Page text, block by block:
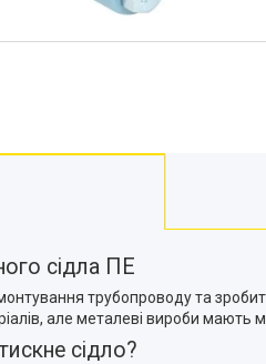
сідла ПЕ
трубопроводу та
але металеві вироби
сідло?